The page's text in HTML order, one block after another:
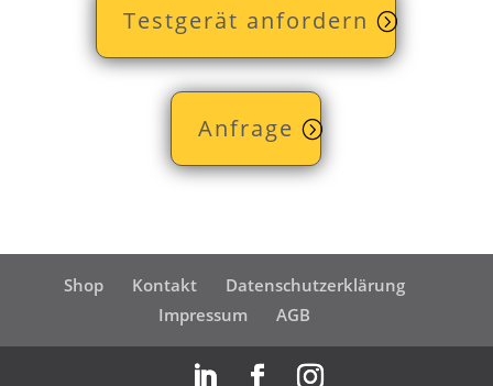
Testgerät anfordern
Anfrage
Shop Kontakt
Datenschutzerklärung
Impressum
AGB